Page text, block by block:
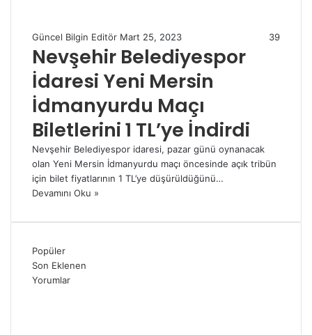
Güncel Bilgin Editör Mart 25, 2023 39
Nevşehir Belediyespor
İdaresi Yeni Mersin
İdmanyurdu Maçı
Biletlerini 1 TL’ye İndirdi
Nevşehir Belediyespor idaresi, pazar günü oynanacak
olan Yeni Mersin İdmanyurdu maçı öncesinde açık tribün
için bilet fiyatlarının 1 TL’ye düşürüldüğünü…
Devamını Oku »
Popüler
Son Eklenen
Yorumlar